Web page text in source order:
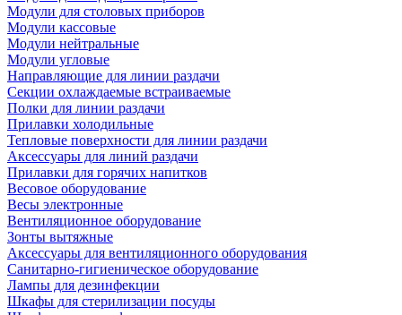
Модули для столовых приборов
Модули кассовые
Модули нейтральные
Модули угловые
Направляющие для линии раздачи
Секции охлаждаемые встраиваемые
Полки для линии раздачи
Прилавки холодильные
Тепловые поверхности для линии раздачи
Аксессуары для линий раздачи
Прилавки для горячих напитков
Весовое оборудование
Весы электронные
Вентиляционное оборудование
Зонты вытяжные
Аксессуары для вентиляционного оборудования
Санитарно-гигиеническое оборудование
Лампы для дезинфекции
Шкафы для стерилизации посуды